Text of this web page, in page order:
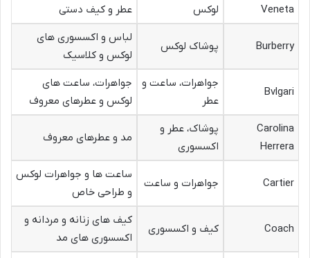
Veneta
لوکس
عطر و کیف دستی
Burberry پوشاک لوکس
لباس و اکسسوری های
لوکس و کلاسیک
Bvlgari
جواهرات، ساعت و
عطر
جواهرات، ساعت های
لوکس و عطرهای معروف
Carolina
Herrera
پوشاک، عطر و
اکسسوری
مد و عطرهای معروف
Cartier جواهرات و ساعت
ساعت ها و جواهرات لوکس
و طراحی خاص
Coach کیف و اکسسوری
کیف های زنانه و مردانه و
اکسسوری های مد